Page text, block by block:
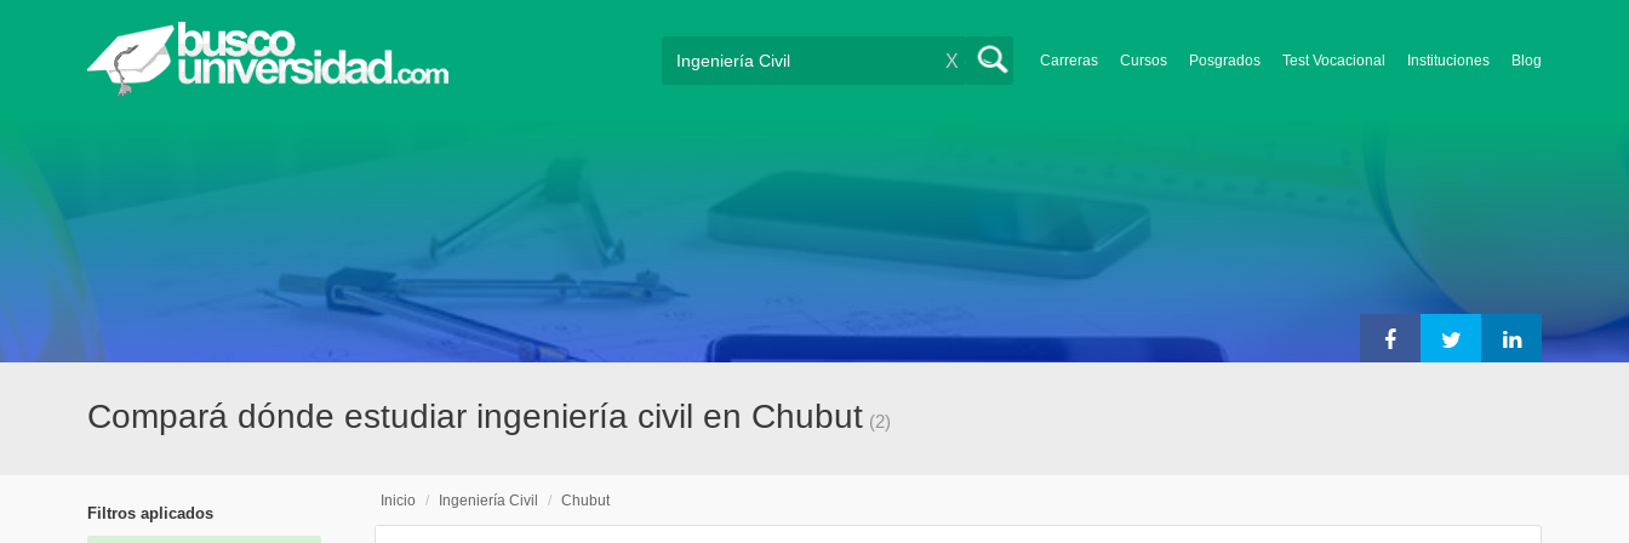
Carreras Cursos Posgrados Test Vocacional Instituciones Blog
X
Compará dónde estudiar ingeniería civil en Chubut (2)
Filtros aplicados
Inicio / Ingeniería Civil / Chubut